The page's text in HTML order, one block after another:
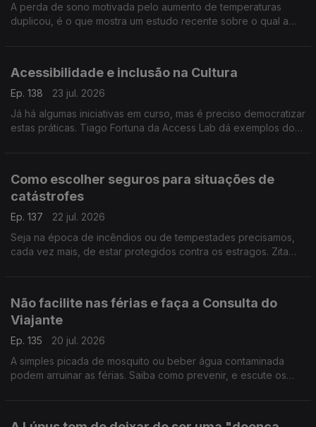
A perda de sono motivada pelo aumento de temperaturas
duplicou, é o que mostra um estudo recente sobre o qual a
Acessibilidade e inclusão na Cultura
Ep. 138
23 jul. 2026
Já há algumas iniciativas em curso, mas é preciso democratizar
estas práticas. Tiago Fortuna da Access Lab dá exemplos do
Como escolher seguros para situações de
catástrofes
Ep. 137
22 jul. 2026
Seja na época de incêndios ou de tempestades precisamos,
cada vez mais, de estar protegidos contra os estragos. Zita
Não facilite nas férias e faça a Consulta do
Viajante
Ep. 135
20 jul. 2026
A simples picada de mosquito ou beber água contaminada
podem arruinar as férias. Saiba como prevenir, e escute os